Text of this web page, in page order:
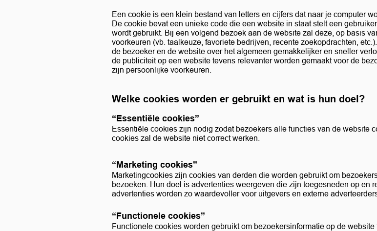
Een cookie is een klein bestand van letters en cijfers dat naar je computer
De cookie bevat een unieke code die een website in staat stelt een
wordt gebruikt. Bij een volgend bezoek aan de website zal deze, op basis
voorkeuren (vb. taalkeuze, favoriete bedrijven, recente zoekopdrachten,
de bezoeker en de website over het algemeen gemakkelijker en sneller
de publiciteit op een website tevens relevanter worden gemaakt voor de
zijn persoonlijke voorkeuren.
Welke cookies worden er gebruikt en wat is hun doel?
“Essentiële cookies”
Essentiële cookies zijn nodig zodat bezoekers alle functies van de website
cookies zal de website niet correct werken.
“Marketing cookies”
Marketingcookies zijn cookies van derden die worden gebruikt om
bezoeken. Hun doel is advertenties weergeven die zijn toegesneden op en
advertenties worden zo waardevoller voor uitgevers en externe
“Functionele cookies”
Functionele cookies worden gebruikt om bezoekersinformatie op de